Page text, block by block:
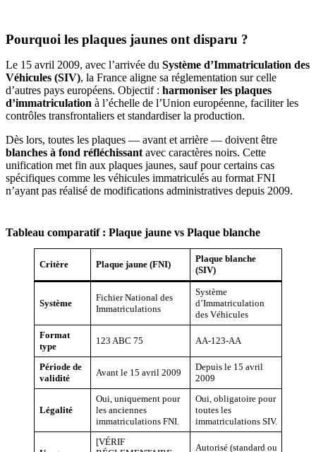
Pourquoi les plaques jaunes ont disparu ?
Le 15 avril 2009, avec l’arrivée du Système d’Immatriculation des
Véhicules (SIV), la France aligne sa réglementation sur celle
d’autres pays européens. Objectif : harmoniser les plaques
d’immatriculation à l’échelle de l’Union européenne, faciliter les
contrôles transfrontaliers et standardiser la production.
Dès lors, toutes les plaques — avant et arrière — doivent être
blanches à fond réfléchissant avec caractères noirs. Cette
unification met fin aux plaques jaunes, sauf pour certains cas
spécifiques comme les véhicules immatriculés au format FNI
n’ayant pas réalisé de modifications administratives depuis 2009.
Tableau comparatif : Plaque jaune vs Plaque blanche
Critère Plaque jaune (FNI)
Plaque blanche
(SIV)
Système
Fichier National des
Immatriculations
Système
d’Immatriculation
des Véhicules
Format
type
123 ABC 75 AA-123-AA
Période de
validité
Avant le 15 avril 2009
Depuis le 15 avril
2009
Légalité
Oui, uniquement pour
les anciennes
immatriculations FNI.
Oui, obligatoire pour
toutes les
immatriculations SIV.
[VÉRIF
Autorisé (standard ou